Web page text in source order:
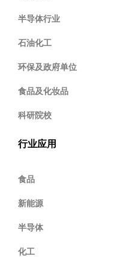
半导体行业
石油化工
环保及政府单位
食品及化妆品
科研院校
行业应用
食品
新能源
半导体
化工